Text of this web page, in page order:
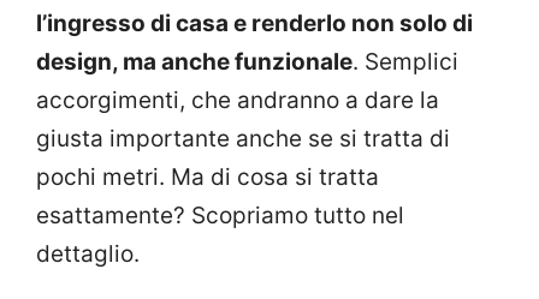
l’ingresso di casa e renderlo non solo di
design, ma anche funzionale. Semplici
accorgimenti, che andranno a dare la
giusta importante anche se si tratta di
pochi metri. Ma di cosa si tratta
esattamente? Scopriamo tutto nel
dettaglio.